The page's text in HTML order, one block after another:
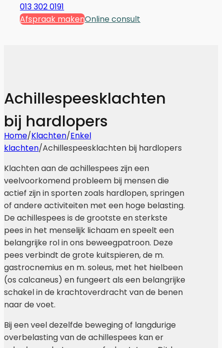
013 302 0191
Afspraak makenOnline consult
Achillespeesklachten
bij hardlopers
Home/Klachten/Enkel
klachten/Achillespeesklachten bij hardlopers
Klachten aan de achillespees zijn een
veelvoorkomend probleem bij mensen die
actief zijn in sporten zoals hardlopen, springen
of andere activiteiten met een hoge belasting.
De achillespees is de grootste en sterkste
pees in het menselijk lichaam en speelt een
belangrijke rol in ons beweegpatroon. Deze
pees verbindt de grote kuitspieren, de m.
gastrocnemius en m. soleus, met het hielbeen
(os calcaneus) en fungeert als een belangrijke
schakel in de krachtoverdracht van de benen
naar de voet.
Bij een veel dezelfde beweging of langdurige
overbelasting van de achillespees kan er